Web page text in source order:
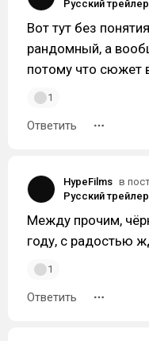
Вот тут без
рандомный, а
потому что сюжет
1
Ответить
HypeFilms в
Между прочим,
году, с радостью
1
Ответить